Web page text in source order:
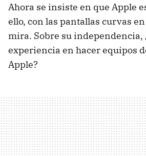
Ahora se insiste en que Apple
ello, con las pantallas curvas
mira. Sobre su independencia,
experiencia en hacer equipos
Apple?